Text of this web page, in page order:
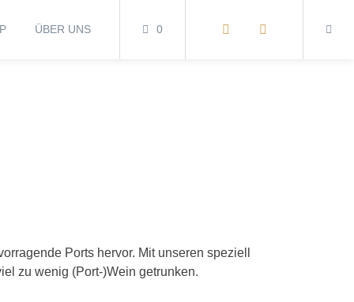
ÜBER UNS 0
Ports hervor. Mit unseren speziell
zu wenig (Port-)Wein getrunken.